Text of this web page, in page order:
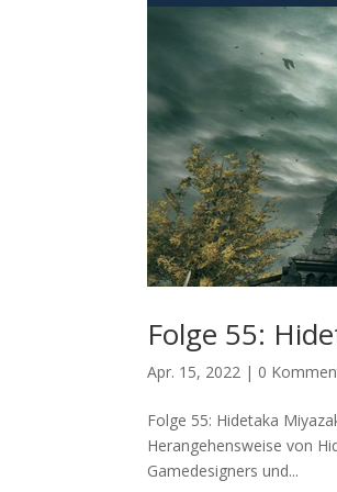
Folge 55:
Apr. 15, 2022 | 0
Folge 55: Hidetaka
Herangehensweise von
Gamedesigners und...